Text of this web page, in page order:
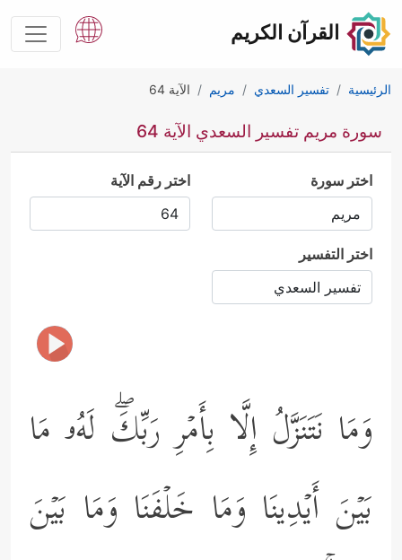
القرآن الكريم
الرئيسية تفسير السعدي مريم الآية 64
سورة مريم تفسير السعدي الآية 64
اختر سورة اختر رقم الآية
اختر التفسير
وَمَا نَتَنَزَّلُ إِلَّا بِأَمۡرِ رَبِّكَۖ لَهُۥ مَا
بَیۡنَ أَیۡدِینَا وَمَا خَلۡفَنَا وَمَا بَیۡنَ